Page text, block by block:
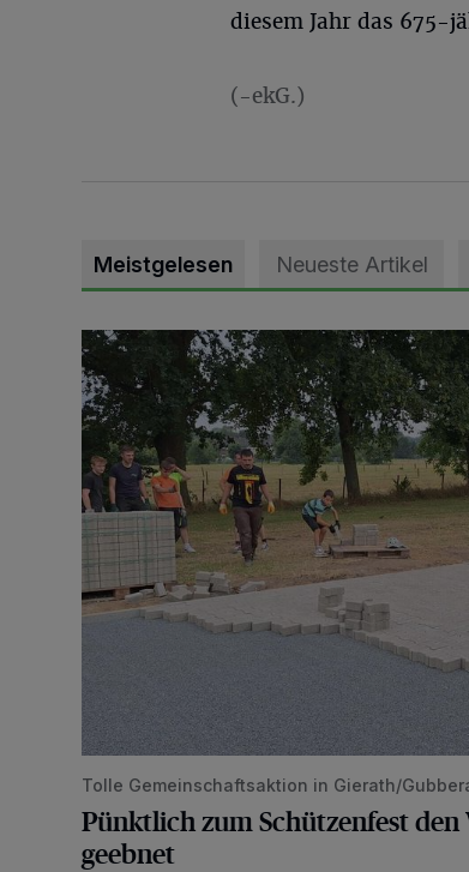
diesem Jahr das 675-
(-ekG.)
Meistgelesen Neueste Artikel
Pünktlich zum Schützenfest den Weg zum
Tolle Gemeinschaftsaktion in Gierath/
Pünktlich zum Schützenfest den
geebnet